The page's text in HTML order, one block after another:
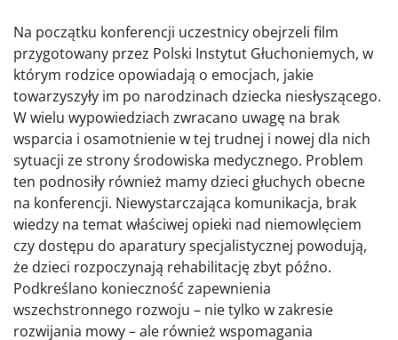
Na początku konferencji uczestnicy obejrzeli film
przygotowany przez Polski Instytut Głuchoniemych, w
którym rodzice opowiadają o emocjach, jakie
towarzyszyły im po narodzinach dziecka niesłyszącego.
W wielu wypowiedziach zwracano uwagę na brak
wsparcia i osamotnienie w tej trudnej i nowej dla nich
sytuacji ze strony środowiska medycznego. Problem
ten podnosiły również mamy dzieci głuchych obecne
na konferencji. Niewystarczająca komunikacja, brak
wiedzy na temat właściwej opieki nad niemowlęciem
czy dostępu do aparatury specjalistycznej powodują,
że dzieci rozpoczynają rehabilitację zbyt późno.
Podkreślano konieczność zapewnienia
wszechstronnego rozwoju – nie tylko w zakresie
rozwijania mowy – ale również wspomagania